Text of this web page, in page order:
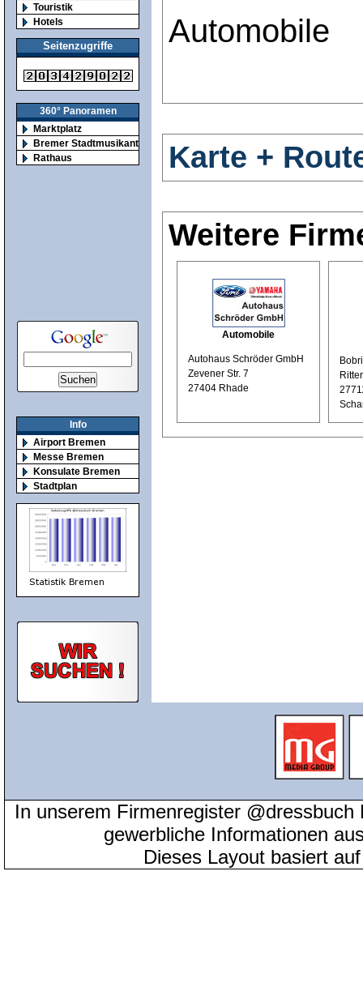
Touristik
Hotels
Seitenzugriffe
360° Panoramen
Marktplatz
Bremer Stadtmusikanten
Rathaus
Info
Airport Bremen
Messe Bremen
Konsulate Bremen
Stadtplan
Automobile
Karte +
Weitere
Automobile
Autohaus Schröder GmbH
Zevener Str. 7
27404 Rhade
In unserem Firmenregister
gewerbliche Informationen
Dieses Layout basiert